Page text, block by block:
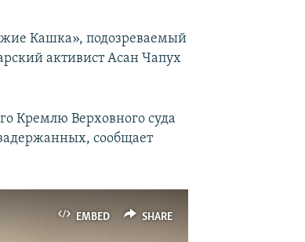
Кашка», подозреваемый
активист Асан Чапух
Кремлю Верховного суда
сообщает
EMBED SHARE